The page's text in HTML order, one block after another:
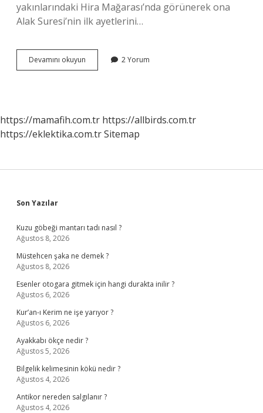
yakınlarındaki Hira Mağarası’nda görünerek ona
Alak Suresi’nin ilk ayetlerini…
Devamını okuyun
Kerim
2 Yorum
https://mamafih.com.tr https://allbirds.com.tr
https://eklektika.com.trSitemap
Sidebar
Son Yazılar
Kuzu göbeği mantarı tadı nasıl ?
Ağustos 8, 2026
Müstehcen şaka ne demek ?
Ağustos 8, 2026
Esenler otogara gitmek için hangi durakta inilir ?
Ağustos 6, 2026
Kur’an-ı Kerim ne işe yarıyor ?
Ağustos 6, 2026
Ayakkabı ökçe nedir ?
Ağustos 5, 2026
Bilgelik kelimesinin kökü nedir ?
Ağustos 4, 2026
Antikor nereden salgılanır ?
Ağustos 4, 2026